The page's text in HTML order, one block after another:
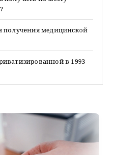
получения медицинской
в 1993